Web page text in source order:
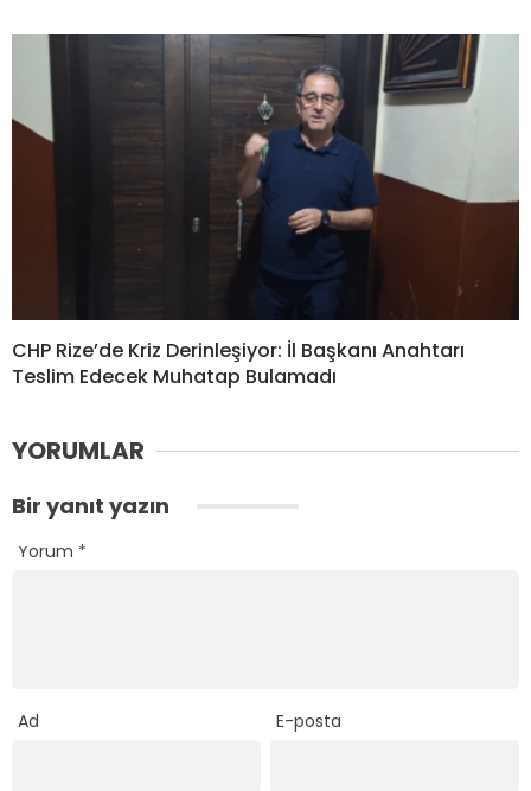
CHP Rize’de Kriz Derinleşiyor: İl Başkanı Anahtarı
Teslim Edecek Muhatap Bulamadı
YORUMLAR
Bir yanıt yazın
Yorum *
Ad E-posta